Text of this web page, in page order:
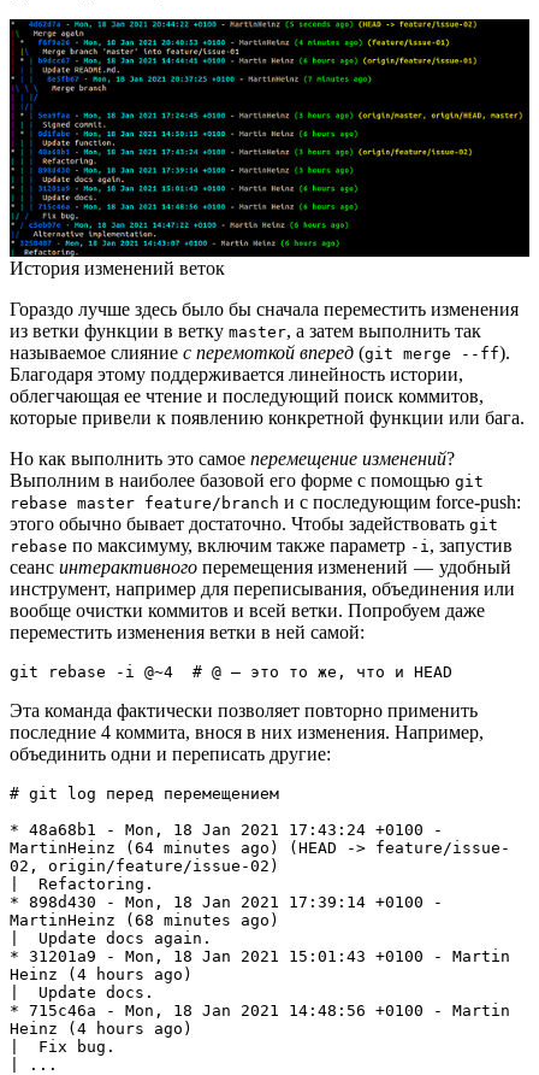
История изменений веток
Гораздо лучше здесь было бы сначала переместить изменения
из ветки функции в ветку master, а затем выполнить так
называемое слияние с перемоткой вперед (git merge --ff).
Благодаря этому поддерживается линейность истории,
облегчающая ее чтение и последующий поиск коммитов,
которые привели к появлению конкретной функции или бага.
Но как выполнить это самое перемещение изменений?
Выполним в наиболее базовой его форме с помощью git
rebase master feature/branch и с последующим force-push:
этого обычно бывает достаточно. Чтобы задействовать git
rebase по максимуму, включим также параметр -i , запустив
сеанс интерактивного перемещения изменений — удобный
инструмент, например для переписывания, объединения или
вообще очистки коммитов и всей ветки. Попробуем даже
переместить изменения ветки в ней самой:
git rebase -i @~4  # @ — это то же, что и HEAD
Эта команда фактически позволяет повторно применить
последние 4 коммита, внося в них изменения. Например,
объединить одни и переписать другие:
# git log перед перемещением
* 48a68b1 - Mon, 18 Jan 2021 17:43:24 +0100 -
MartinHeinz (64 minutes ago) (HEAD -> feature/issue-
02, origin/feature/issue-02)
|  Refactoring.
* 898d430 - Mon, 18 Jan 2021 17:39:14 +0100 -
MartinHeinz (68 minutes ago)
|  Update docs again.
* 31201a9 - Mon, 18 Jan 2021 15:01:43 +0100 - Martin
Heinz (4 hours ago)
|  Update docs.
* 715c46a - Mon, 18 Jan 2021 14:48:56 +0100 - Martin
Heinz (4 hours ago)
|  Fix bug.
| ...